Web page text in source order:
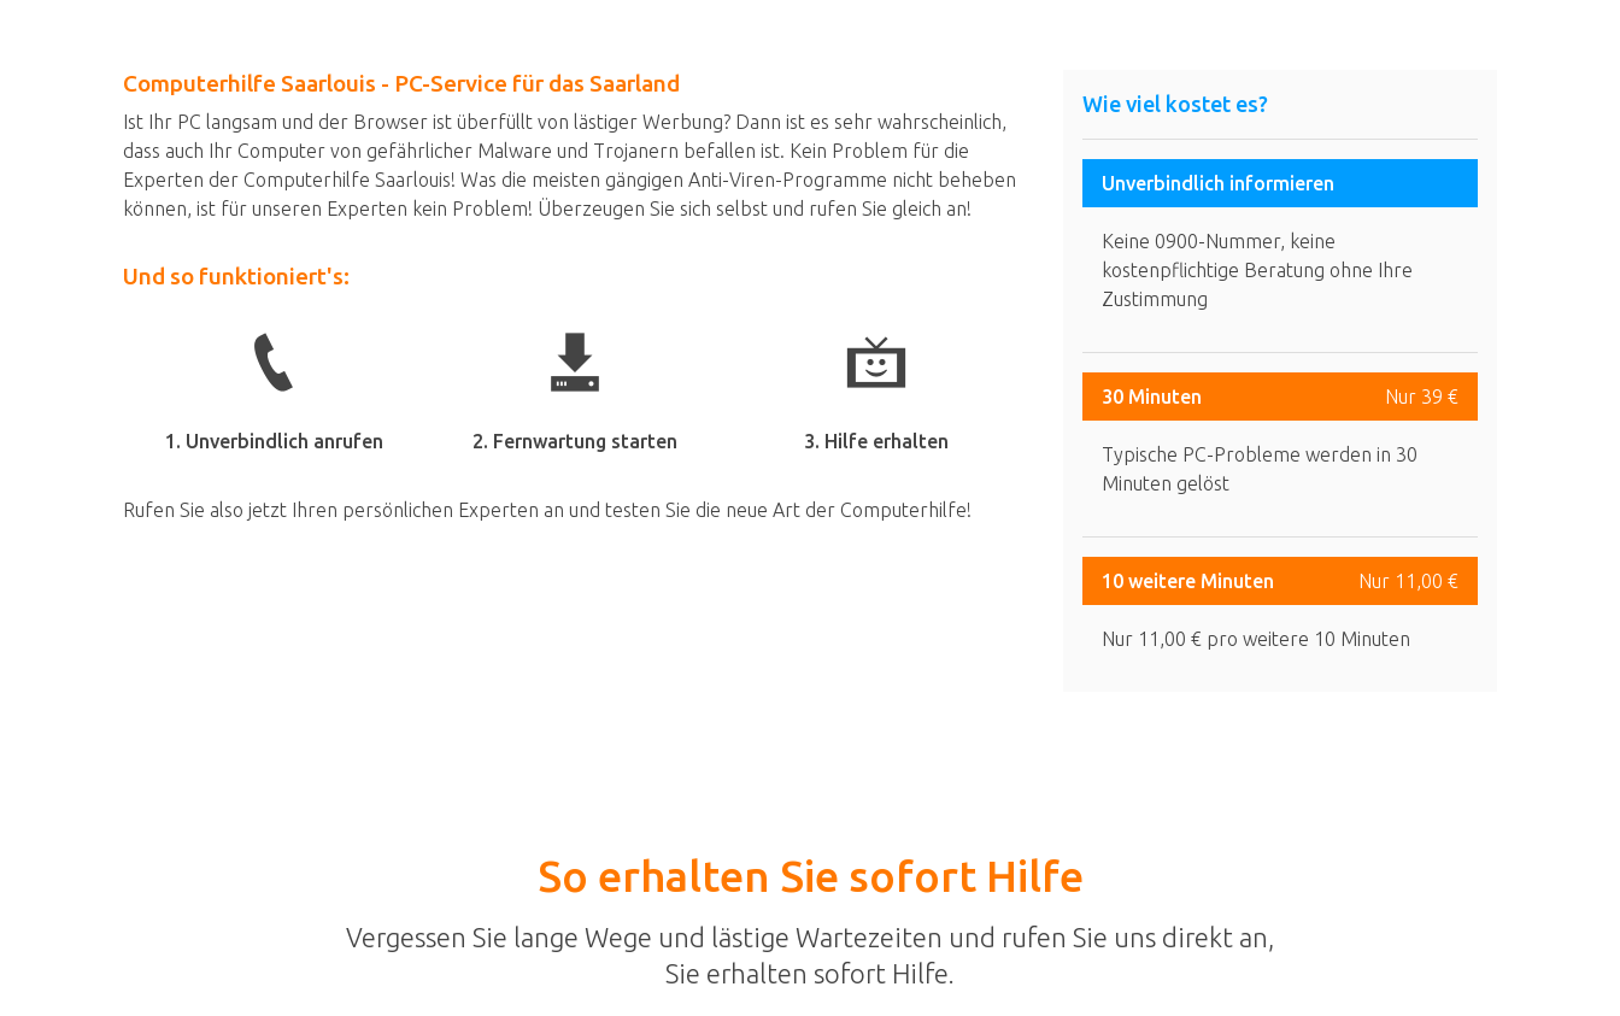
Computerhilfe Saarlouis - PC-Service für das Saarland
Ist Ihr PC langsam und der Browser ist überfüllt von lästiger Werbung? Dann ist es sehr wahrscheinlich,
dass auch Ihr Computer von gefährlicher Malware und Trojanern befallen ist. Kein Problem für die
Experten der Computerhilfe Saarlouis! Was die meisten gängigen Anti-Viren-Programme nicht beheben
können, ist für unseren Experten kein Problem! Überzeugen Sie sich selbst und rufen Sie gleich an!
Und so funktioniert's:
1. Unverbindlich anrufen 2. Fernwartung starten 3. Hilfe erhalten
Rufen Sie also jetzt Ihren persönlichen Experten an und testen Sie die neue Art der Computerhilfe!
Wie viel kostet es?
Unverbindlich informieren
Keine 0900-Nummer, keine
kostenpflichtige Beratung ohne Ihre
Zustimmung
30 Minuten Nur 39 €
Typische PC-Probleme werden in 30
Minuten gelöst
10 weitere Minuten Nur 11,00 €
Nur 11,00 € pro weitere 10 Minuten
So erhalten Sie sofort Hilfe
Vergessen Sie lange Wege und lästige Wartezeiten und rufen Sie uns direkt an,
Sie erhalten sofort Hilfe.